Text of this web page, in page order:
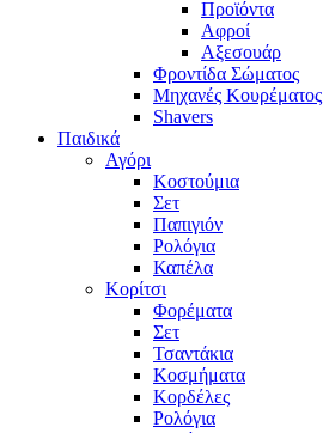
Προϊόντα
Αφροί
Αξεσουάρ
Φροντίδα Σώματος
Μηχανές Κουρέματος
Shavers
Παιδικά
Αγόρι
Κοστούμια
Σετ
Παπιγιόν
Ρολόγια
Καπέλα
Κορίτσι
Φορέματα
Σετ
Τσαντάκια
Κοσμήματα
Κορδέλες
Ρολόγια